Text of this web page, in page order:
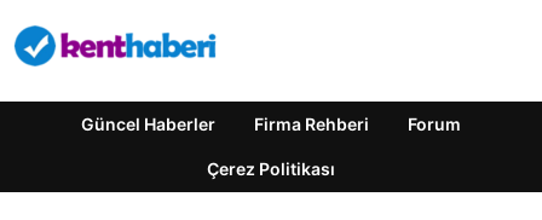
Güncel Haberler Firma Rehberi Forum
Çerez Politikası